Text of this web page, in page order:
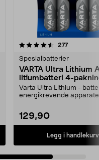
277
Spesialbatterier
VARTA Ultra Lithium
litiumbatteri 4-
Varta Ultra Lithium -
energikrevende
129,90
Legg i handlekurv